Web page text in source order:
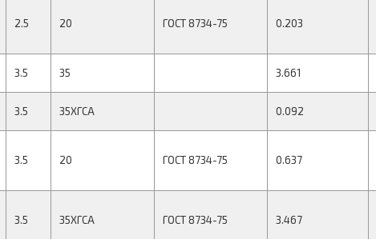
2.5 20 ГОСТ 8734-75 0.203
3.5 35 3.661
3.5 35ХГСА 0.092
3.5 20 ГОСТ 8734-75 0.637
3.5 35ХГСА ГОСТ 8734-75 3.467